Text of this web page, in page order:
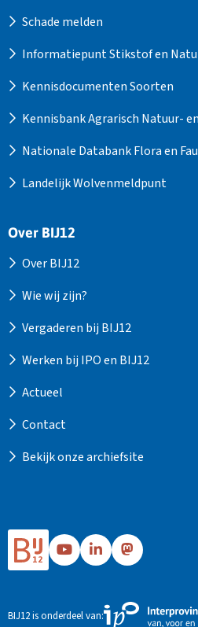
Schade melden
Informatiepunt Stikstof en
Kennisdocumenten Soorten
Kennisbank Agrarisch Natuur-
Nationale Databank Flora en
Landelijk Wolvenmeldpunt
Over BIJ12
Over BIJ12
Wie wij zijn?
Vergaderen bij BIJ12
Werken bij IPO en BIJ12
Actueel
Contact
Bekijk onze archiefsite
Ga
naar
pagina
Ga
naar
LinkedIn
pagina
Ga
naar
Mastodon
pagina
BIJ12 is onderdeel van: